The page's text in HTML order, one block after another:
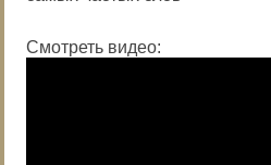
Смотреть видео: